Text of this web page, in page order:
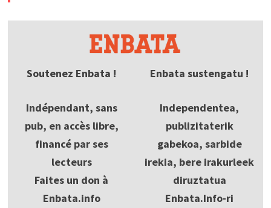
Soutenez Enbata !
Indépendant, sans
pub, en accès libre,
financé par ses
lecteurs
Faites un don à
Enbata.info
Enbata sustengatu !
Independentea,
publizitaterik
gabekoa, sarbide
irekia, bere irakurleek
diruztatua
Enbata.Info-ri